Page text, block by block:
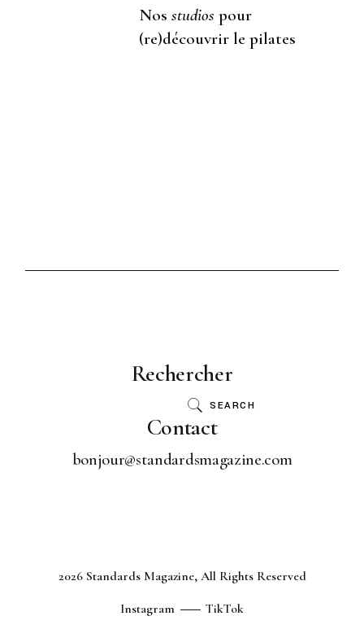
Nosstudios pour
(re)découvrir le pilates
Rechercher
SEARCH
Contact
bonjour@standardsmagazine.com
2026 Standards Magazine, All Rights Reserved
Instagram
TikTok